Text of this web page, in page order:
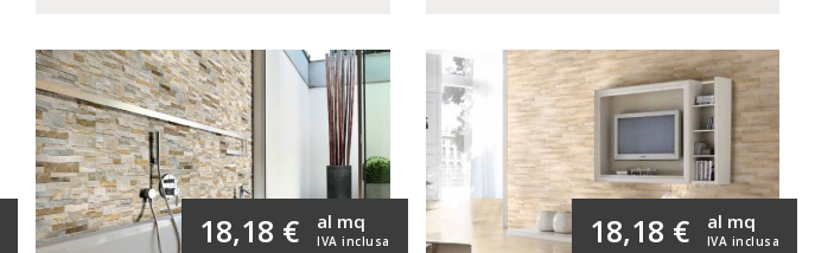
18,18 € IVA inclusa
al mq 18,18 € IVA inclusa
al mq